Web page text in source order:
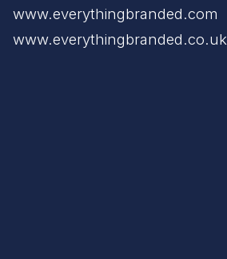
www.everythingbranded.com
www.everythingbranded.co.uk